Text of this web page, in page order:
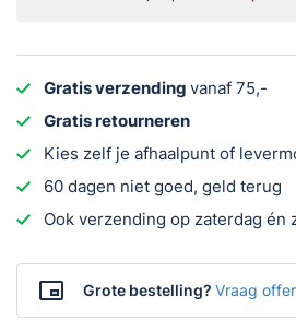
Gratis verzending vanaf 75,-
Gratis retourneren
Kies zelf je afhaalpunt of
60 dagen niet goed, geld terug
Ook verzending op zaterdag én
Grote bestelling? Vraag